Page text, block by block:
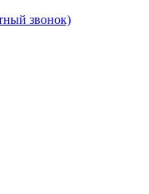
звонок)